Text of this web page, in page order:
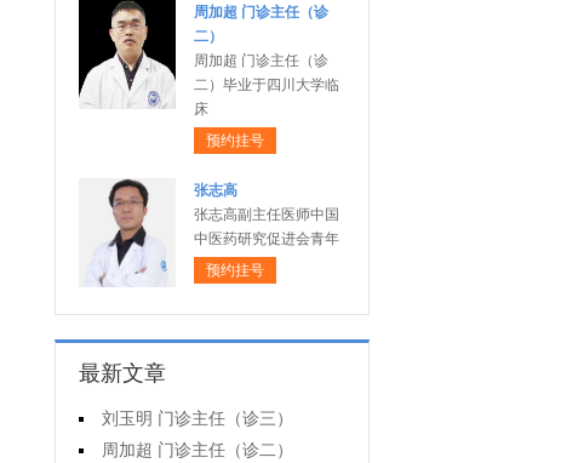
周加超 门诊主任（诊
二）
周加超 门诊主任（诊
二）毕业于四川大学临
床
预约挂号
张志高
张志高副主任医师中国
中医药研究促进会青年
预约挂号
最新文章
刘玉明 门诊主任（诊三）
周加超 门诊主任（诊二）